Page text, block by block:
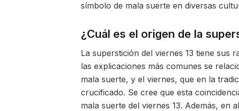
símbolo de mala suerte en diversas
¿Cuál es el origen de la
La superstición del viernes 13 tiene sus
las explicaciones más comunes se
mala suerte, y el viernes, que en la
crucificado. Se cree que esta
mala suerte del viernes 13. Además, en